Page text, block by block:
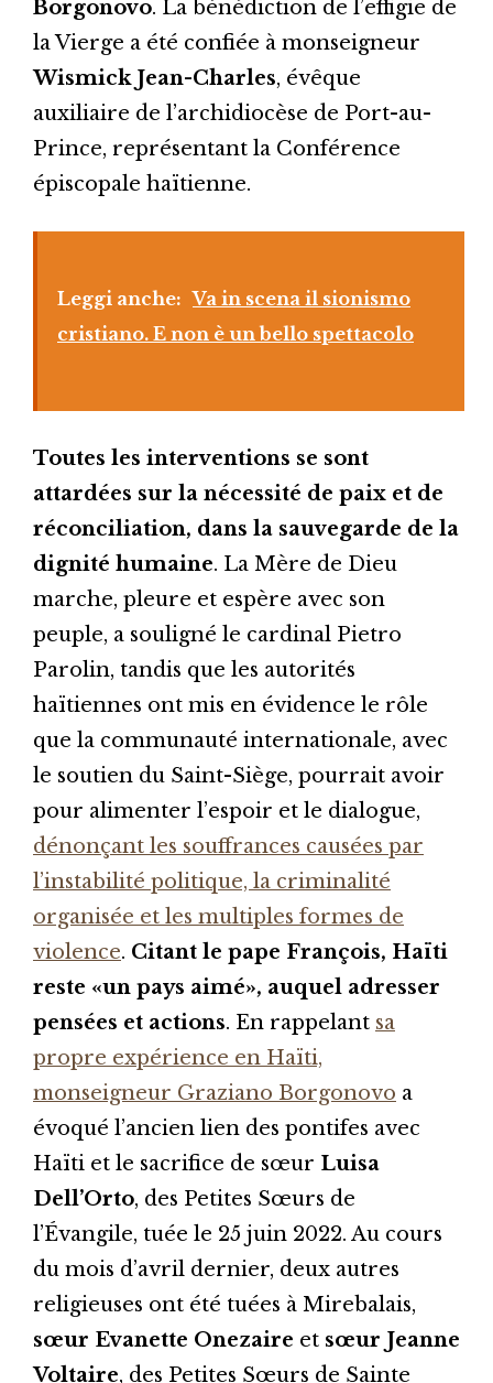
Borgonovo. La bénédiction de l’effigie de
la Vierge a été confiée à monseigneur
Wismick Jean-Charles, évêque
auxiliaire de l’archidiocèse de Port-au-
Prince, représentant la Conférence
épiscopale haïtienne.
Leggi anche: Va in scena il sionismo
cristiano. E non è un bello spettacolo
Toutes les interventions se sont
attardées sur la nécessité de paix et de
réconciliation, dans la sauvegarde de la
dignité humaine. La Mère de Dieu
marche, pleure et espère avec son
peuple, a souligné le cardinal Pietro
Parolin, tandis que les autorités
haïtiennes ont mis en évidence le rôle
que la communauté internationale, avec
le soutien du Saint-Siège, pourrait avoir
pour alimenter l’espoir et le dialogue,
dénonçant les souffrances causées par
l’instabilité politique, la criminalité
organisée et les multiples formes de
violence. Citant le pape François, Haïti
reste «un pays aimé», auquel adresser
pensées et actions. En rappelant sa
propre expérience en Haïti,
monseigneur Graziano Borgonovo a
évoqué l’ancien lien des pontifes avec
Haïti et le sacrifice de sœur Luisa
Dell’Orto, des Petites Sœurs de
l’Évangile, tuée le 25 juin 2022. Au cours
du mois d’avril dernier, deux autres
religieuses ont été tuées à Mirebalais,
sœur Evanette Onezaire et sœur Jeanne
Voltaire, des Petites Sœurs de Sainte